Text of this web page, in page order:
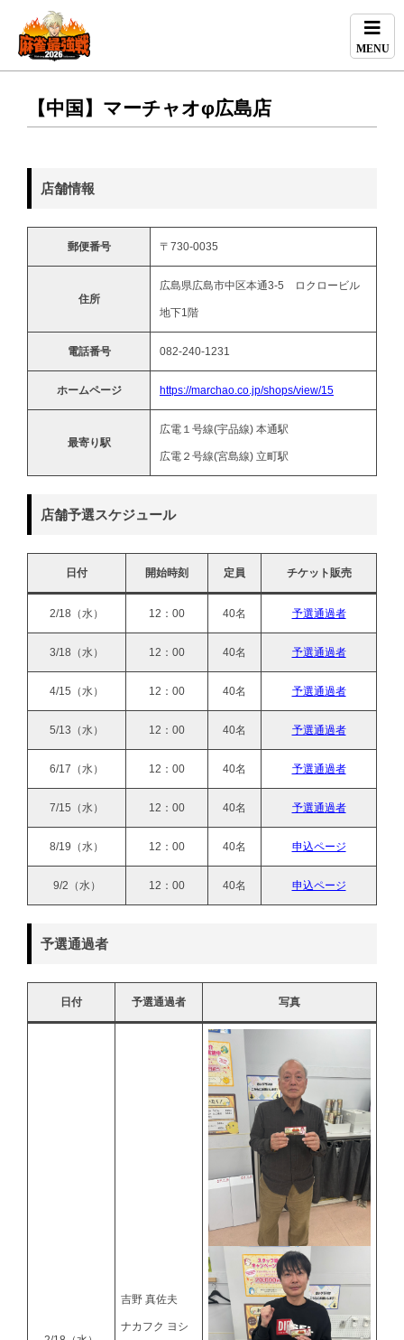
MENU
【中国】マーチャオφ広島店
店舗情報
郵便番号 〒730-0035
住所
広島県広島市中区本通3-5 ロクロービル
地下1階
電話番号 082-240-1231
ホームページ https://marchao.co.jp/shops/view/15
最寄り駅
広電１号線(宇品線) 本通駅
広電２号線(宮島線) 立町駅
店舗予選スケジュール
日付 開始時刻 定員 チケット販売
2/18（水） 12：00 40名 予選通過者
3/18（水） 12：00 40名 予選通過者
4/15（水） 12：00 40名 予選通過者
5/13（水） 12：00 40名 予選通過者
6/17（水） 12：00 40名 予選通過者
7/15（水） 12：00 40名 予選通過者
8/19（水） 12：00 40名 申込ページ
9/2（水） 12：00 40名 申込ページ
予選通過者
日付 予選通過者 写真
吉野 真佐夫
ナカフク ヨシ